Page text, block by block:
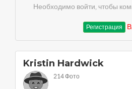
Необходимо войти, чтобы
Регистрация
Kristin Hardwick
214 Фото